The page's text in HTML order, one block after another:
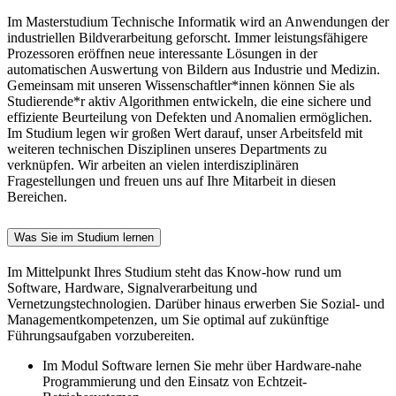
Im Masterstudium Technische Informatik wird an Anwendungen der
industriellen Bildverarbeitung geforscht. Immer leistungsfähigere
Prozessoren eröffnen neue interessante Lösungen in der
automatischen Auswertung von Bildern aus Industrie und Medizin.
Gemeinsam mit unseren Wissenschaftler*innen können Sie als
Studierende*r aktiv Algorithmen entwickeln, die eine sichere und
effiziente Beurteilung von Defekten und Anomalien ermöglichen.
Im Studium legen wir großen Wert darauf, unser Arbeitsfeld mit
weiteren technischen Disziplinen unseres Departments zu
verknüpfen. Wir arbeiten an vielen interdisziplinären
Fragestellungen und freuen uns auf Ihre Mitarbeit in diesen
Bereichen.
Was Sie im Studium lernen
Im Mittelpunkt Ihres Studium steht das Know-how rund um
Software, Hardware, Signalverarbeitung und
Vernetzungstechnologien. Darüber hinaus erwerben Sie Sozial- und
Managementkompetenzen, um Sie optimal auf zukünftige
Führungsaufgaben vorzubereiten.
Im Modul Software lernen Sie mehr über Hardware-nahe
Programmierung und den Einsatz von Echtzeit-